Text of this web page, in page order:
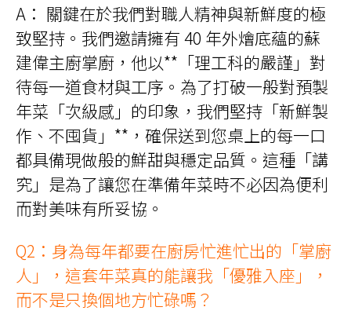
A： 關鍵在於我們對職人精神與新鮮度的極
致堅持。我們邀請擁有 40 年外燴底蘊的蘇
建偉主廚掌廚，他以**「理工科的嚴謹」對
待每一道食材與工序。為了打破一般對預製
年菜「次級感」的印象，我們堅持「新鮮製
作、不囤貨」**，確保送到您桌上的每一口
都具備現做般的鮮甜與穩定品質。這種「講
究」是為了讓您在準備年菜時不必因為便利
而對美味有所妥協。
Q2：身為每年都要在廚房忙進忙出的「掌廚
人」，這套年菜真的能讓我「優雅入座」，
而不是只換個地方忙碌嗎？